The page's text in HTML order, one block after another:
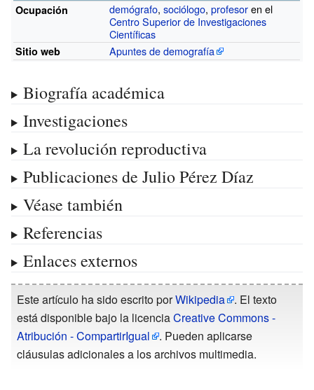
Ocupación
demógrafo,sociólogo,profesoren el
Centro Superior de Investigaciones
Científicas
Sitio web Apuntes de demografía
Biografía académica
Investigaciones
La revolución reproductiva
Publicaciones de Julio Pérez Díaz
Véase también
Referencias
Enlaces externos
Este artículo ha sido escrito porWikipedia
. El texto
está disponible bajo la licenciaCreative Commons -
Atribución - CompartirIgual
. Pueden aplicarse
cláusulas adicionales a los archivos multimedia.